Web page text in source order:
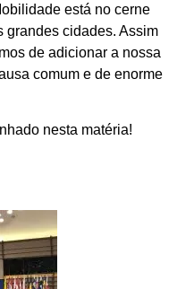
está no cerne
grandes cidades. Assim
de adicionar a nossa
comum e de enorme
nesta matéria!